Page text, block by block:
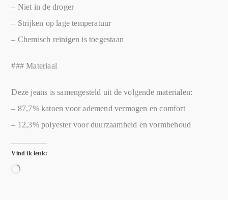
– Niet in de droger
– Strijken op lage temperatuur
– Chemisch reinigen is toegestaan
### Materiaal
Deze jeans is samengesteld uit de volgende materialen:
– 87,7% katoen voor ademend vermogen en comfort
– 12,3% polyester voor duurzaamheid en vormbehoud
Vind ik leuk: